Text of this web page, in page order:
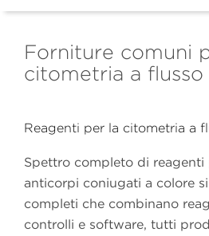
Forniture comuni
citometria a flusso
Reagenti per la citometria a
Spettro completo di reagenti
anticorpi coniugati a colore
completi che combinano
controlli e software, tutti